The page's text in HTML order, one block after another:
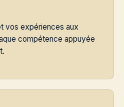
vos expériences aux
compétence appuyée